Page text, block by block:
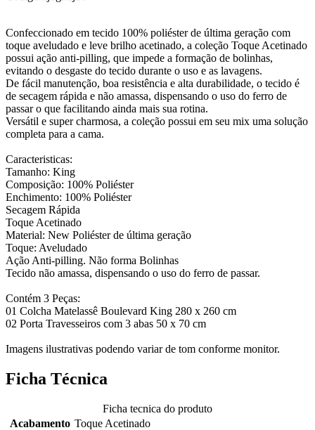
Confeccionado em tecido 100% poliéster de última geração com
toque aveludado e leve brilho acetinado, a coleção Toque Acetinado
possui ação anti-pilling, que impede a formação de bolinhas,
evitando o desgaste do tecido durante o uso e as lavagens.
De fácil manutenção, boa resistência e alta durabilidade, o tecido é
de secagem rápida e não amassa, dispensando o uso do ferro de
passar o que facilitando ainda mais sua rotina.
Versátil e super charmosa, a coleção possui em seu mix uma solução
completa para a cama.
Caracteristicas:
Tamanho: King
Composição: 100% Poliéster
Enchimento: 100% Poliéster
Secagem Rápida
Toque Acetinado
Material: New Poliéster de última geração
Toque: Aveludado
Ação Anti-pilling. Não forma Bolinhas
Tecido não amassa, dispensando o uso do ferro de passar.
Contém 3 Peças:
01 Colcha Matelassê Boulevard King 280 x 260 cm
02 Porta Travesseiros com 3 abas 50 x 70 cm
Imagens ilustrativas podendo variar de tom conforme monitor.
Ficha Técnica
Ficha tecnica do produto
Acabamento Toque Acetinado